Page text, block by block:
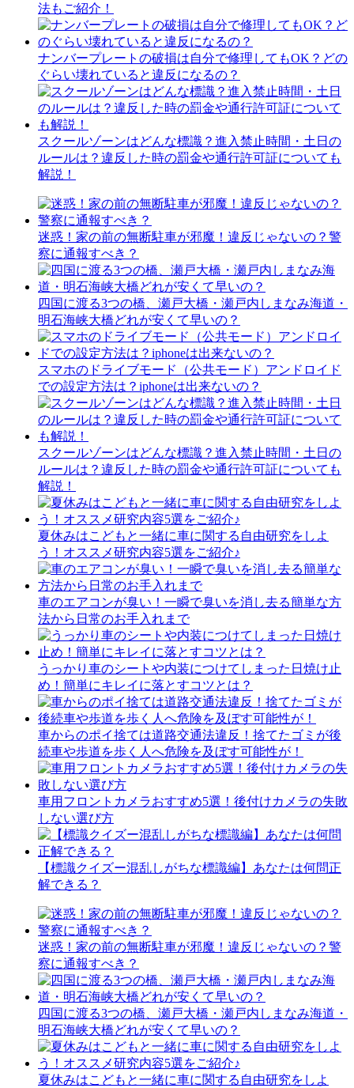
法もご紹介！
ナンバープレートの破損は自分で修理してもOK？どの
ぐらい壊れていると違反になるの？
スクールゾーンはどんな標識？進入禁止時間・土日の
ルールは？違反した時の罰金や通行許可証についても
解説！
迷惑！家の前の無断駐車が邪魔！違反じゃないの？警
察に通報すべき？
四国に渡る3つの橋、瀬戸大橋・瀬戸内しまなみ海道・
明石海峡大橋どれが安くて早いの？
スマホのドライブモード（公共モード）アンドロイド
での設定方法は？iphoneは出来ないの？
スクールゾーンはどんな標識？進入禁止時間・土日の
ルールは？違反した時の罰金や通行許可証についても
解説！
夏休みはこどもと一緒に車に関する自由研究をしよ
う！オススメ研究内容5選をご紹介♪
車のエアコンが臭い！一瞬で臭いを消し去る簡単な方
法から日常のお手入れまで
うっかり車のシートや内装につけてしまった日焼け止
め！簡単にキレイに落とすコツとは？
車からのポイ捨ては道路交通法違反！捨てたゴミが後
続車や歩道を歩く人へ危険を及ぼす可能性が！
車用フロントカメラおすすめ5選！後付けカメラの失敗
しない選び方
【標識クイズー混乱しがちな標識編】あなたは何問正
解できる？
迷惑！家の前の無断駐車が邪魔！違反じゃないの？警
察に通報すべき？
四国に渡る3つの橋、瀬戸大橋・瀬戸内しまなみ海道・
明石海峡大橋どれが安くて早いの？
夏休みはこどもと一緒に車に関する自由研究をしよ